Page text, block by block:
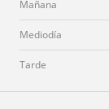
Mañana
Mediodía
Tarde